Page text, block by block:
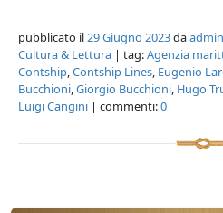
pubblicato il29 Giugno 2023daadmin
Cultura & Lettura | tag:Agenzia
Contship,Contship Lines, Eugenio
Bucchioni,Giorgio Bucchioni, Hugo
Luigi Cangini | commenti:0